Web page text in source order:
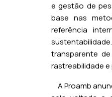
e gestão de
base nas
referência
transparente
rastreabilidade e
A Proamb